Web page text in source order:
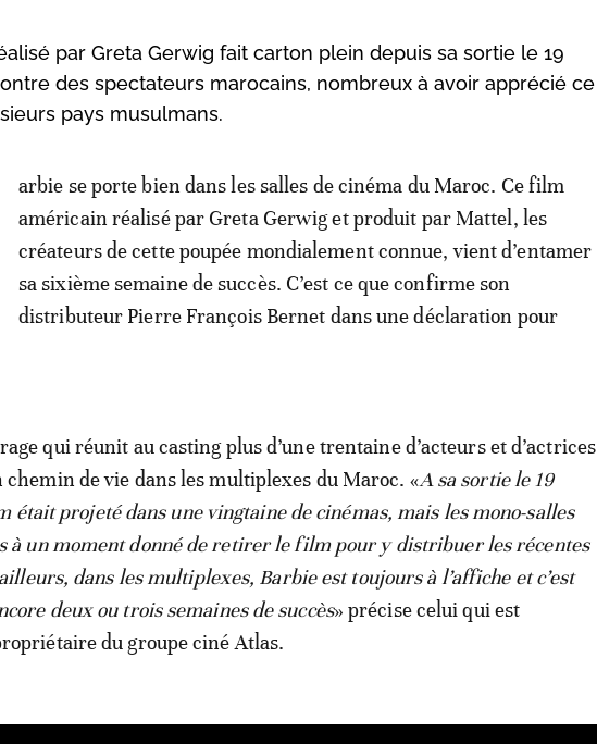
par Greta Gerwig fait carton plein depuis sa sortie le 19
des spectateurs marocains, nombreux à avoir apprécié ce
pays musulmans.
arbie se porte bien dans les salles de cinéma du Maroc. Ce film
américain réalisé par Greta Gerwig et produit par Mattel, les
créateurs de cette poupée mondialement connue, vient d’entamer
sa sixième semaine de succès. C’est ce que confirme son
distributeur Pierre François Bernet dans une déclaration pour
qui réunit au casting plus d’une trentaine d’acteurs et d’actrices
chemin de vie dans les multiplexes du Maroc. «A sa sortie le 19
était projeté dans une vingtaine de cinémas, mais les mono-salles
à un moment donné de retirer le film pour y distribuer les récentes
dans les multiplexes, Barbie est toujours à l’affiche et c’est
deux ou trois semaines de succès» précise celui qui est
du groupe ciné Atlas.